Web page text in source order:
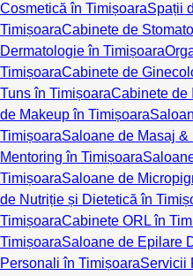
Cosmetică în TimișoaraSpații
TimișoaraCabinete de
Dermatologie în Timișoara
TimișoaraCabinete de
Tuns în TimișoaraCabinete de
de Makeup în Timișoara
TimișoaraSaloane de Masaj &
Mentoring în Timișoara
TimișoaraSaloane de
de Nutriție și Dietetică în
TimișoaraCabinete ORL în
TimișoaraSaloane de Epilare
Personali în TimișoaraServicii